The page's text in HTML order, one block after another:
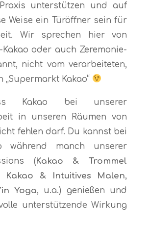
unterstützen und auf
Weise ein Türöffner sein für
Wir sprechen hier von
Kakao oder auch Zeremonie-
nicht vom verarbeiteten,
„Supermarkt Kakao“
Kakao bei unserer
in unseren Räumen von
fehlen darf. Du kannst bei
während manch unserer
(Kakao & Trommel
Kakao & Intuitives Malen,
Yoga, u.a.) genießen und
unterstützende Wirkung